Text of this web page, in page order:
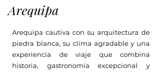
Arequipa
Arequipa cautiva con su arquitectura de
piedra blanca, su clima agradable y una
experiencia de viaje que combina
historia, gastronomía excepcional y